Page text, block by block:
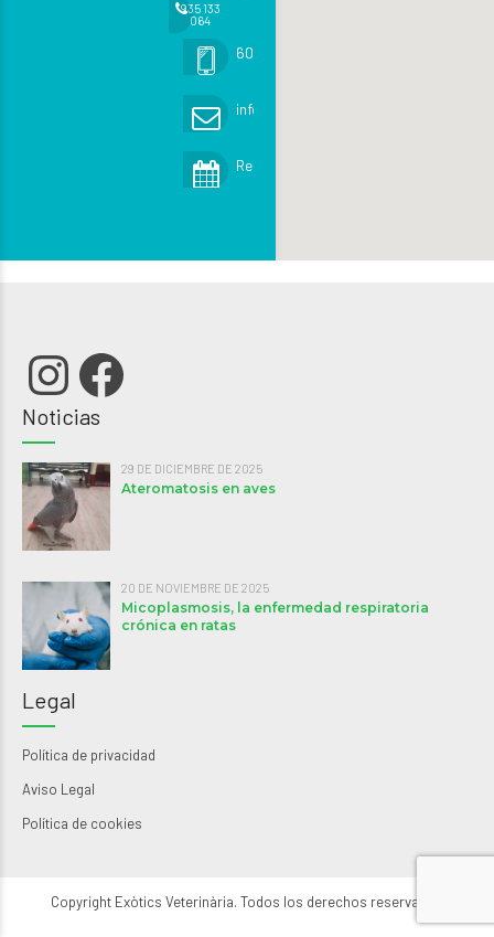
935 133
064
605 482 471 (urgencias)
info@exoticsveterinaria.com
Reservar cita
Instagram
Facebook
Noticias
29 DE DICIEMBRE DE 2025
Ateromatosis en aves
20 DE NOVIEMBRE DE 2025
Micoplasmosis, la enfermedad respiratoria
crónica en ratas
Legal
Política de privacidad
Aviso Legal
Política de cookies
Copyright Exòtics Veterinària. Todos los derechos reservados